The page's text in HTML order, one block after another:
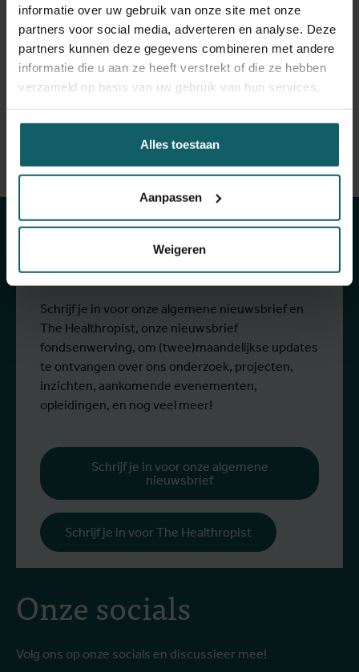
informatie over uw gebruik van onze site met onze
partners voor social media, adverteren en analyse. Deze
partners kunnen deze gegevens combineren met andere
informatie die u aan ze heeft verstrekt of die ze hebben
verzameld op basis van uw gebruik van hun services.
Alles toestaan
Aanpassen
Weigeren
Lees meer over het onderwerp en schrijf je in op de
Engelse eventpagina
Spread the word! Deel dit evenement op
Onze socials
Volg ons op onze socials en discussieer mee!
Blijf op de hoogte
van onze
activiteiten
Schrijf je in voor onze algemene nieuwsbrief en
The Healthropist, onze nieuwsbrief
fondsenwerving, om (twee)maandelijkse updates
te ontvangen over ons onderzoek, projecten,
inzichten, aankomende evenementen,
opleidingen, en nog veel meer!
Schrijf je in voor onze algemene
nieuwsbrief
Schrijf je in voor The Healthropist